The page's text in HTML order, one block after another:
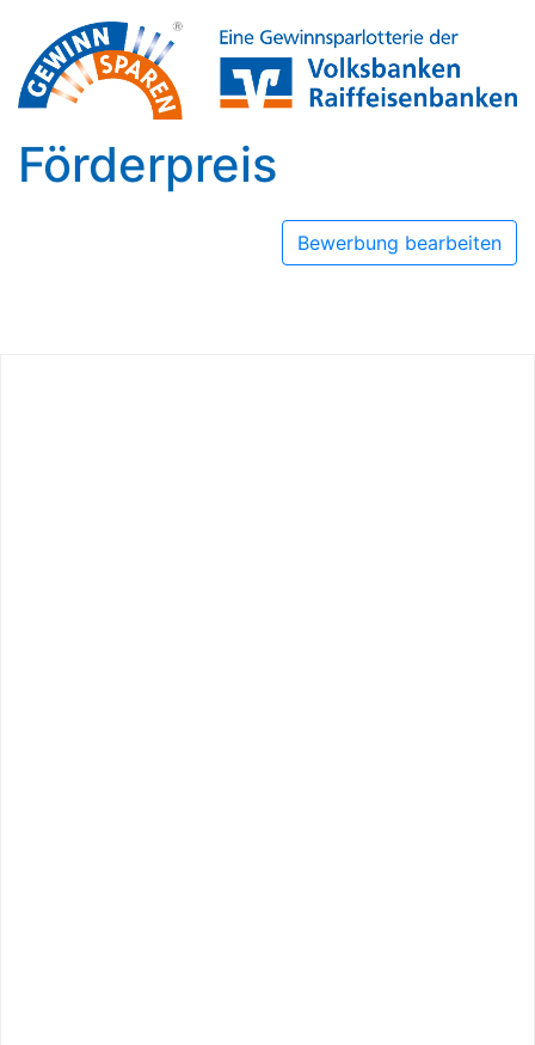
Förderpreis
Bewerbung bearbeiten